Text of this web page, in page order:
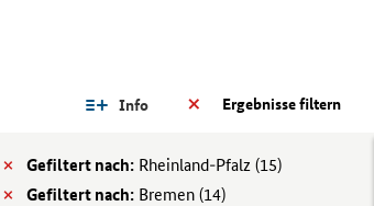
Ergebnisse filtern
Info
Gefiltert nach: Rheinland-Pfalz (15)
Gefiltert nach: Bremen (14)